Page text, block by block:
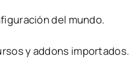
del mundo.
y addons importados.